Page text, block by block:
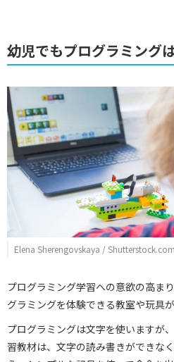
幼児でもプログラミング
Elena Sherengovskaya / Shutterstock.com
プログラミング学習への意欲の高ま
グラミングを体験できる教室や玩具
プログラミングは文字を使いますが
習教材は、文字の読み書きができな